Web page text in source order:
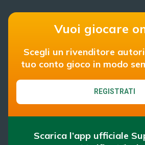
Vuoi giocare
Scegli un rivenditore
tuo conto gioco in modo
REGISTRATI
Scarica l’app ufficiale